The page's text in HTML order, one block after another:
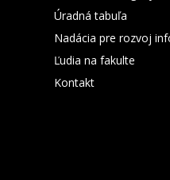
Úradná tabuľa
Nadácia pre rozvoj
Ľudia na fakulte
Kontakt